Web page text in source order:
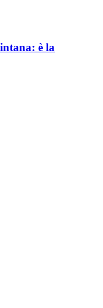
è la